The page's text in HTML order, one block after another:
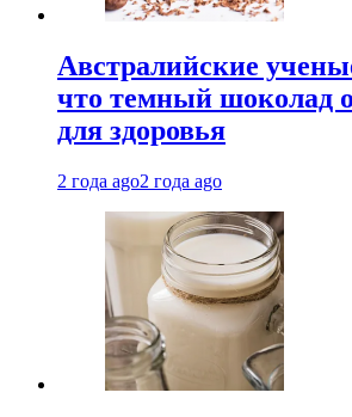
Австралийские
что темный шоколад
для здоровья
2 года ago2 года ago